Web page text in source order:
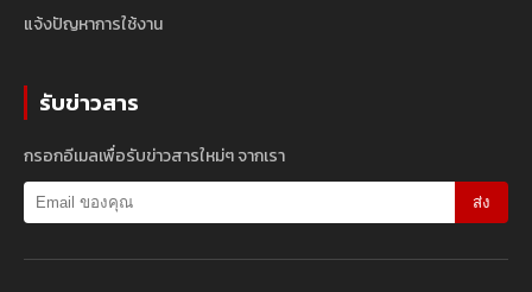
แจ้งปัญหาการใช้งาน
รับข่าวสาร
กรอกอีเมลเพื่อรับข่าวสารใหม่ๆ จากเรา
ส่ง